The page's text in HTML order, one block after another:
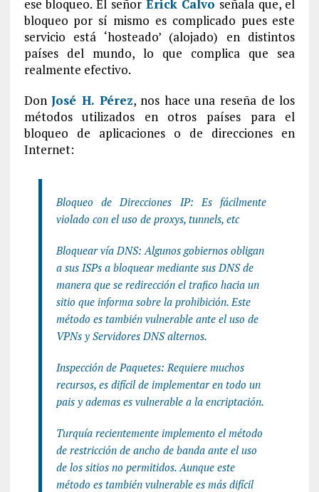
ese bloqueo. El señor Erick Calvo señala que, el
bloqueo por sí mismo es complicado pues este
servicio está ‘hosteado’ (alojado) en distintos
países del mundo, lo que complica que sea
realmente efectivo.
DonJosé H. Pérez, nos hace una reseña de los
métodos utilizados en otros países para el
bloqueo de aplicaciones o de direcciones en
Internet:
Bloqueo de Direcciones IP: Es fácilmente
violado con el uso de proxys, tunnels, etc
Bloquear vía DNS: Algunos gobiernos obligan
a sus ISPs a bloquear mediante sus DNS de
manera que se redirección el trafico hacia un
sitio que informa sobre la prohibición. Este
método es también vulnerable ante el uso de
VPNs y Servidores DNS alternos.
Inspección de Paquetes: Requiere muchos
recursos, es difícil de implementar en todo un
pais y ademas es vulnerable a la encriptación.
Turquía recientemente implemento el método
de restricción de ancho de banda ante el uso
de los sitios no permitidos. Aunque este
método es también vulnerable es más difícil